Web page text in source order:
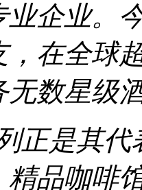
业企业。
，在全球
无数星级
正是其
精品咖啡